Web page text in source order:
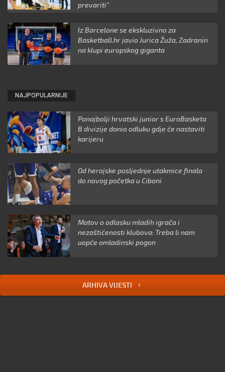
prevariti"
Iz Barcelone se ekskluzivno za
Basketball.hr javio Jurica Žuža, Zadranin
na klupi europskog giganta
NAJPOPULARNIJE
Ponajbolji hrvatski junior s EuroBasketa
B divizije donio odluku gdje će nastaviti
karijeru
Od herojske posljednje utakmice finala
do novog početka u Ciboni
Matov o odlasku mladih igrača i
nezaštićenosti klubova: Treba li nam
uopće omladinski pogon
ARHIVA VIJESTI